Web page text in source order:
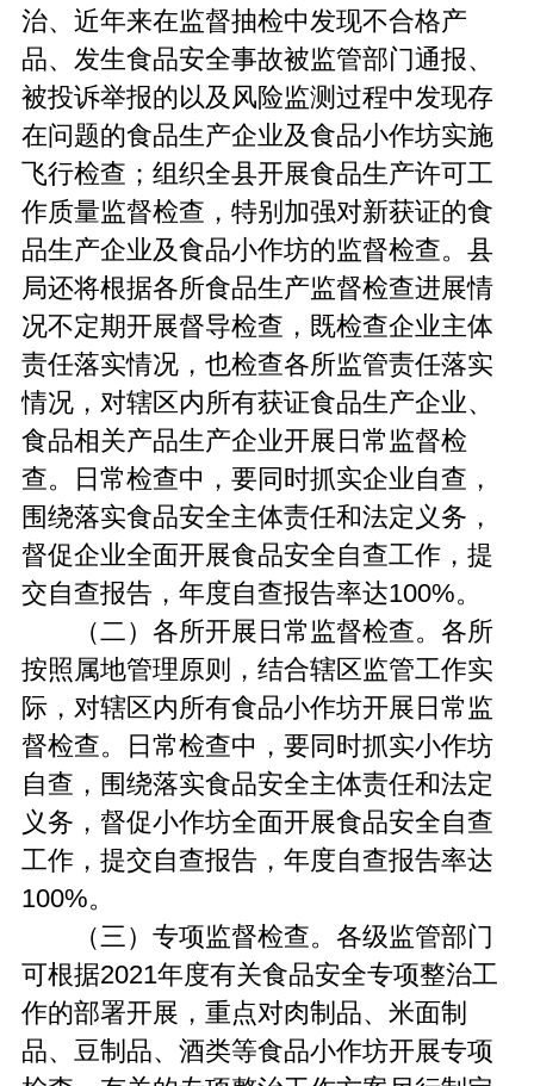
治、近年来在监督抽检中发现不合格产
品、发生食品安全事故被监管部门通报、
被投诉举报的以及风险监测过程中发现存
在问题的食品生产企业及食品小作坊实施
飞行检查；组织全县开展食品生产许可工
作质量监督检查，特别加强对新获证的食
品生产企业及食品小作坊的监督检查。县
局还将根据各所食品生产监督检查进展情
况不定期开展督导检查，既检查企业主体
责任落实情况，也检查各所监管责任落实
情况，对辖区内所有获证食品生产企业、
食品相关产品生产企业开展日常监督检
查。日常检查中，要同时抓实企业自查，
围绕落实食品安全主体责任和法定义务，
督促企业全面开展食品安全自查工作，提
交自查报告，年度自查报告率达100%。
（二）各所开展日常监督检查。各所
按照属地管理原则，结合辖区监管工作实
际，对辖区内所有食品小作坊开展日常监
督检查。日常检查中，要同时抓实小作坊
自查，围绕落实食品安全主体责任和法定
义务，督促小作坊全面开展食品安全自查
工作，提交自查报告，年度自查报告率达
100%。
（三）专项监督检查。各级监管部门
可根据2021年度有关食品安全专项整治工
作的部署开展，重点对肉制品、米面制
品、豆制品、酒类等食品小作坊开展专项